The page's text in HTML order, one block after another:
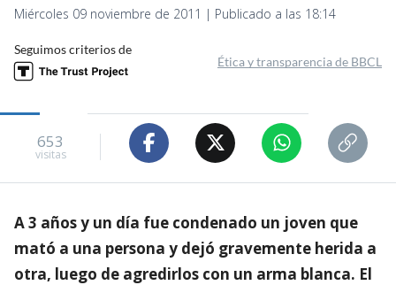
Miércoles 09 noviembre de 2011 | Publicado a las 18:14
Seguimos criterios de
Ética y transparencia de BBCL
653
visitas
A 3 años y un día fue condenado un joven que
mató a una persona y dejó gravemente herida a
otra, luego de agredirlos con un arma blanca. El